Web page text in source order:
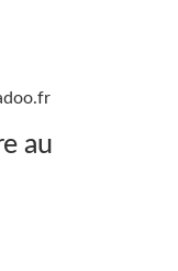
au